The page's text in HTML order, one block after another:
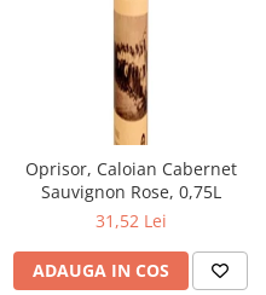
Oprisor, Caloian Cabernet
Sauvignon Rose, 0,75L
31,52 Lei
ADAUGA IN COS